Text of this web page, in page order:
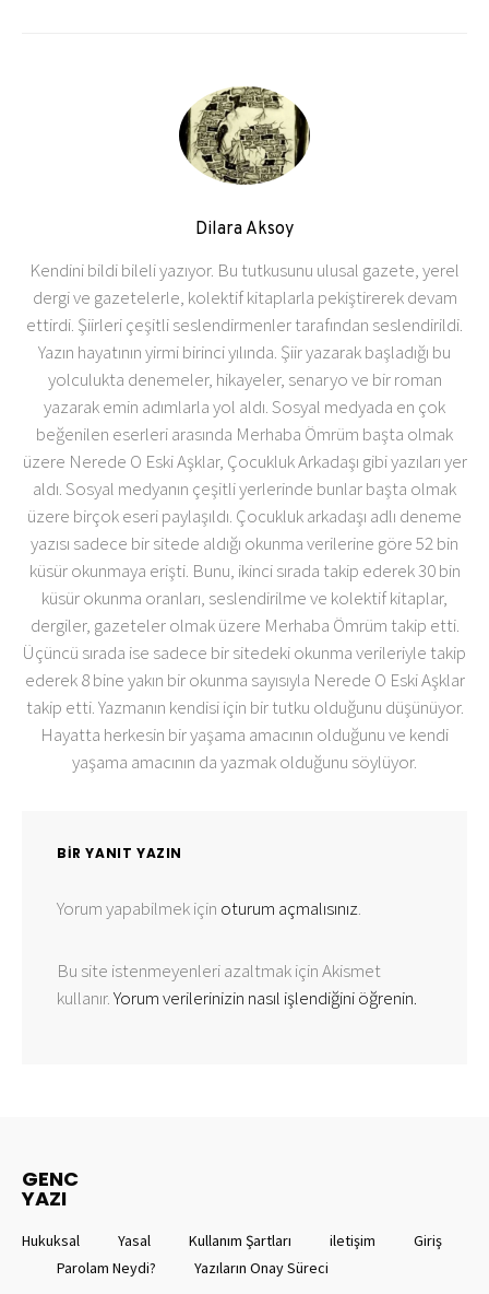
Dilara Aksoy
Kendini bildi bileli yazıyor. Bu tutkusunu ulusal gazete, yerel
dergi ve gazetelerle, kolektif kitaplarla pekiştirerek devam
ettirdi. Şiirleri çeşitli seslendirmenler tarafından seslendirildi.
Yazın hayatının yirmi birinci yılında. Şiir yazarak başladığı bu
yolculukta denemeler, hikayeler, senaryo ve bir roman
yazarak emin adımlarla yol aldı. Sosyal medyada en çok
beğenilen eserleri arasında Merhaba Ömrüm başta olmak
üzere Nerede O Eski Aşklar, Çocukluk Arkadaşı gibi yazıları yer
aldı. Sosyal medyanın çeşitli yerlerinde bunlar başta olmak
üzere birçok eseri paylaşıldı. Çocukluk arkadaşı adlı deneme
yazısı sadece bir sitede aldığı okunma verilerine göre 52 bin
küsür okunmaya erişti. Bunu, ikinci sırada takip ederek 30 bin
küsür okunma oranları, seslendirilme ve kolektif kitaplar,
dergiler, gazeteler olmak üzere Merhaba Ömrüm takip etti.
Üçüncü sırada ise sadece bir sitedeki okunma verileriyle takip
ederek 8 bine yakın bir okunma sayısıyla Nerede O Eski Aşklar
takip etti. Yazmanın kendisi için bir tutku olduğunu düşünüyor.
Hayatta herkesin bir yaşama amacının olduğunu ve kendi
yaşama amacının da yazmak olduğunu söylüyor.
BIR YANIT YAZIN
Yorum yapabilmek için oturum açmalısınız.
Bu site istenmeyenleri azaltmak için Akismet
kullanır.Yorum verilerinizin nasıl işlendiğini öğrenin.
GENC
YAZI
Hukuksal Yasal Kullanım Şartları iletişim
Giriş
Parolam Neydi?
Yazıların Onay Süreci